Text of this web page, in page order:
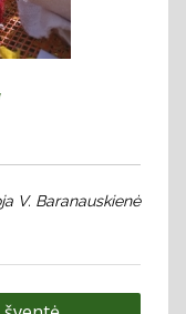
V. Baranauskienė